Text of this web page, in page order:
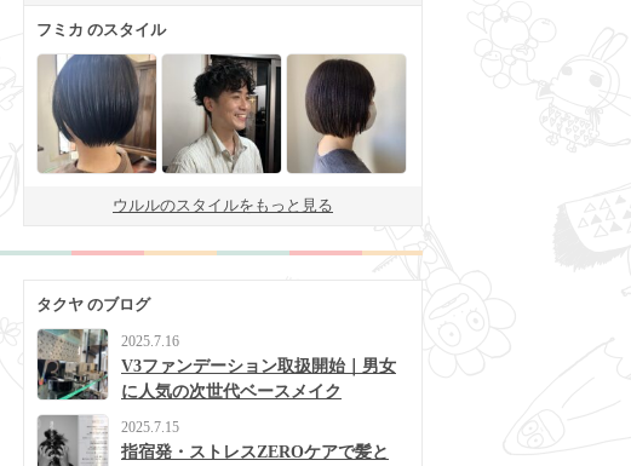
フミカ のスタイル
ウルルのスタイルをもっと見る
タクヤ のブログ
2025.7.16
V3ファンデーション取扱開始｜男女
に人気の次世代ベースメイク
2025.7.15
指宿発・ストレスZEROケアで髪と